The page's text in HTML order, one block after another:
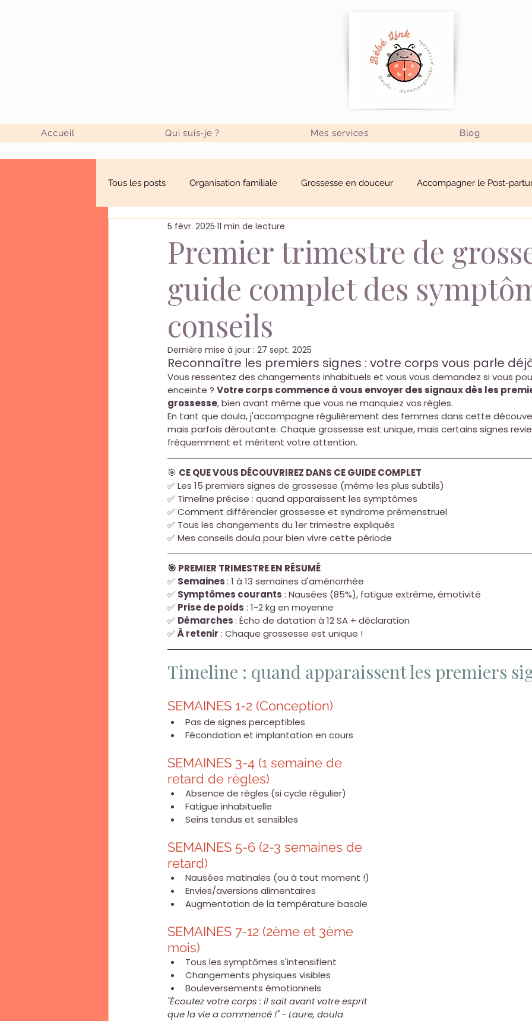
Accueil Qui suis-je ? Mes services Blog
Tous les posts Organisation familiale Grossesse en douceur Accompagner le Post-
Parentalité sereine Doula : un soutien précieux
Premier trimestre de
guide complet des
conseils
5 févr. 2025 11 min de lecture
Dernière mise à jour : 27 sept. 2025
Reconnaître les premiers signes : votre corps vous parle
Vous ressentez des changements inhabituels et vous vous demandez si vous
enceinte ? Votre corps commence à vous envoyer des signaux dès les
grossesse, bien avant même que vous ne manquiez vos règles.
En tant que doula, j'accompagne régulièrement des femmes dans cette
mais parfois déroutante. Chaque grossesse est unique, mais certains signes
fréquemment et méritent votre attention.
🎯 CE QUE VOUS DÉCOUVRIREZ DANS CE GUIDE COMPLET
✅ Les 15 premiers signes de grossesse (même les plus subtils)
✅ Timeline précise : quand apparaissent les symptômes
✅ Comment différencier grossesse et syndrome prémenstruel
✅ Tous les changements du 1er trimestre expliqués
✅ Mes conseils doula pour bien vivre cette période
🎯 PREMIER TRIMESTRE EN RÉSUMÉ
✅ Semaines : 1 à 13 semaines d'aménorrhée
✅ Symptômes courants : Nausées (85%), fatigue extrême, émotivité
✅ Prise de poids : 1-2 kg en moyenne
✅ Démarches : Écho de datation à 12 SA + déclaration
✅ À retenir : Chaque grossesse est unique !
Timeline : quand apparaissent les premiers
SEMAINES 1-2 (Conception)
Pas de signes perceptibles
Fécondation et implantation en cours
SEMAINES 3-4 (1 semaine de
retard de règles)
Absence de règles (si cycle régulier)
Fatigue inhabituelle
Seins tendus et sensibles
SEMAINES 5-6 (2-3 semaines de
retard)
Nausées matinales (ou à tout moment !)
Envies/aversions alimentaires
Augmentation de la température basale
SEMAINES 7-12 (2ème et 3ème
mois)
Tous les symptômes s'intensifient
Changements physiques visibles
Bouleversements émotionnels
"Écoutez votre corps : il sait avant votre esprit
que la vie a commencé !" - Laure, doula